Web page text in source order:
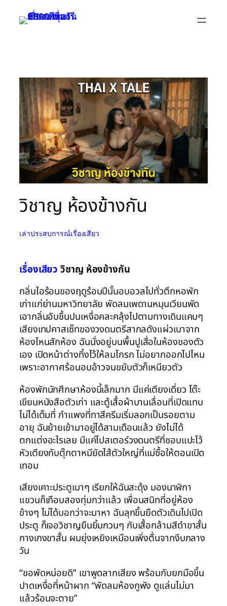
วิชาญ ห้องข้างกัน
เล่าประสบการณ์เรื่องเสียว
เรื่องเสียว วิชาญ ห้องข้างกัน
กลิ่นไอร้อนของฤดูร้อนปีนั้นอบอวลไปทั่วตึกหอพัก
เก่าแก่ย่านมหาวิทยาลัย พัดลมเพดานหมุนเวียนพัด
เอากลิ่นอับชื้นปนเหงื่อคละคลุ้งไปตามทางเดินแคบๆ
เสียงเทปคาสเซ็ทของวงดนตรีสากลดังแผ่วเบาจาก
ห้องไหนสักห้อง ฉันนั่งอยู่บนพื้นปูเสื่อในห้องของตัว
เอง เปิดหน้าต่างทิ้งไว้ให้ลมโกรก ไม่อยากออกไปไหน
เพราะอากาศร้อนอบอ้าวจนขยับตัวก็เหนียวตัว
ห้องพักนักศึกษาห้องนี้เล็กมาก มีแค่เตียงเดี่ยว โต๊ะ
เขียนหนังสือตัวเก่า และตู้เสื้อผ้าบานเลื่อนที่เปิดแทบ
ไม่ได้เต็มที่ กำแพงที่ทาสีครีมเริ่มลอกเป็นรอยตาม
อายุ ฉันย้ายเข้ามาอยู่ได้สามเดือนแล้ว ยังไม่ได้
ตกแต่งอะไรเลย มีแค่โปสเตอร์วงดนตรีที่ชอบแปะไว้
หัวเตียงกับตุ๊กตาหมียัดไส้ตัวใหญ่ที่แม่ซื้อให้ตอนเปิด
เทอม
เสียงเคาะประตูเบาๆ เรียกให้ฉันสะดุ้ง มองนาฬิกา
แขวนก็เกือบสองทุ่มกว่าแล้ว เพื่อนสนิทที่อยู่ห้อง
ข้างๆ ไม่ได้บอกว่าจะมาหา ฉันลุกขึ้นยืดตัวเดินไปเปิด
ประตู ก็เจอวิชาญยืนยิ้มกวนๆ กับเสื้อกล้ามสีดำขาสั้น
กางเกงขาสั้น ผมยุ่งเหยิงเหมือนเพิ่งตื่นจากงีบกลาง
วัน
“ขอพัดหน่อยดิ” เขาพูดลากเสียง พร้อมกับยกมือขึ้น
ปาดเหงื่อที่หน้าผาก “พัดลมห้องกูพัง ดูแล่นไม่มา
แล้วร้อนจะตาย”